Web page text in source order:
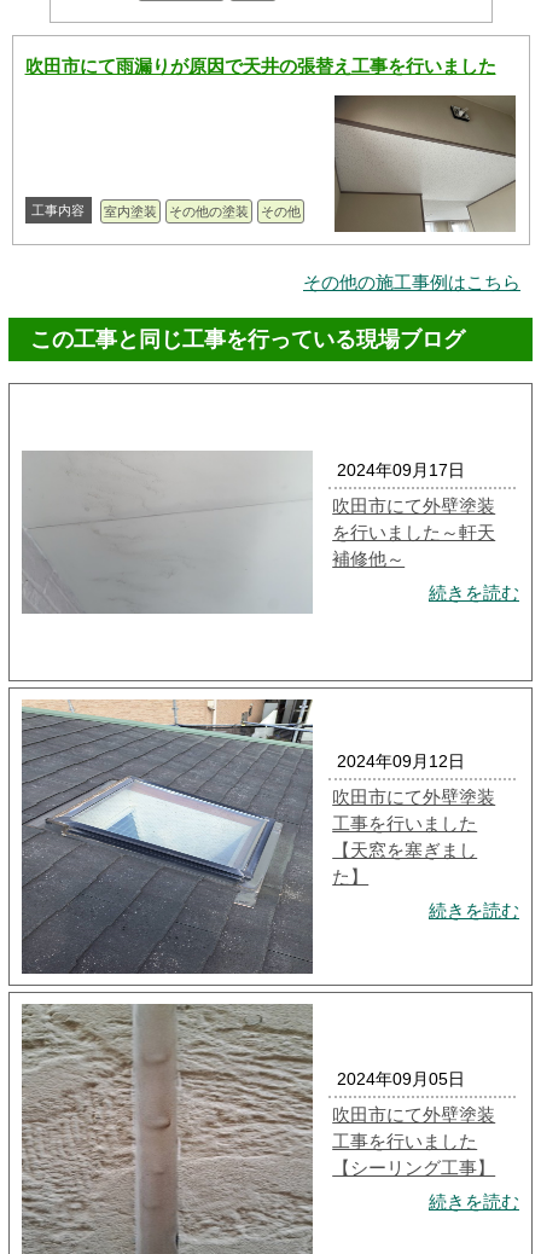
吹田市にて雨漏りが原因で天井の張替え工事を行いました
工事内容 室内塗装 その他の塗装 その他
その他の施工事例はこちら
この工事と同じ工事を行っている現場ブログ
2024年09月17日
吹田市にて外壁塗装
を行いました～軒天
補修他～
続きを読む
2024年09月12日
吹田市にて外壁塗装
工事を行いました
【天窓を塞ぎまし
た】
続きを読む
2024年09月05日
吹田市にて外壁塗装
工事を行いました
【シーリング工事】
続きを読む